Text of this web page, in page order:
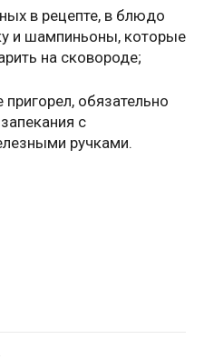
в рецепте, в блюдо
и шампиньоны, которые
на сковороде;
обязательно
с
ручками.